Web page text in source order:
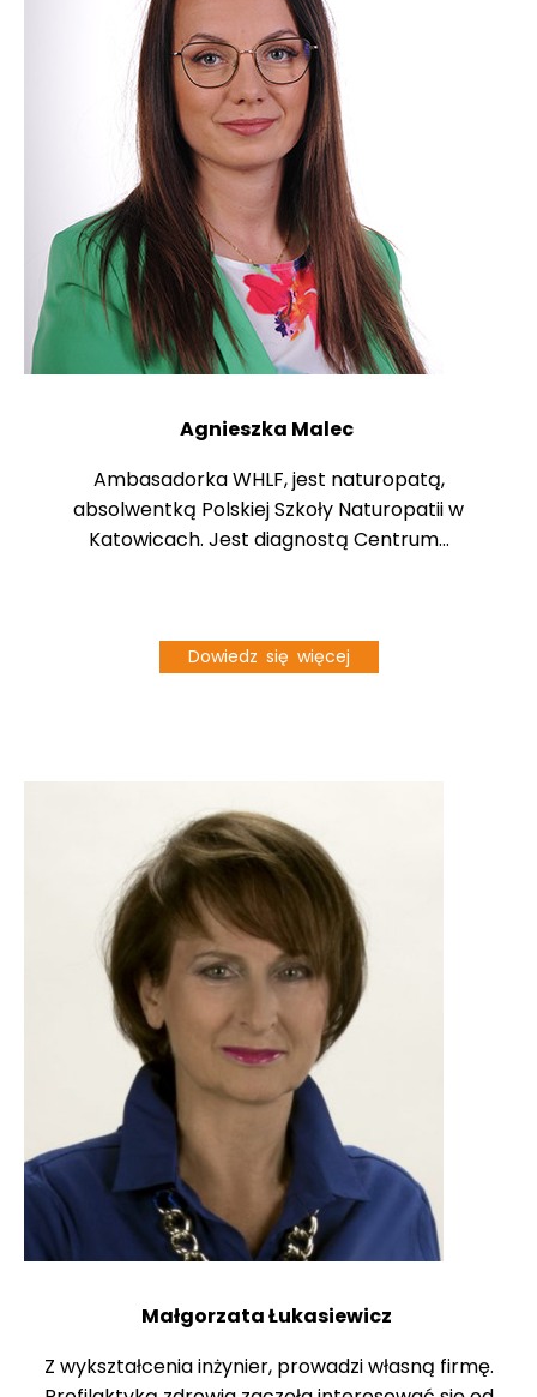
Agnieszka Malec
Ambasadorka WHLF, jest naturopatą,
absolwentką Polskiej Szkoły Naturopatii w
Katowicach. Jest diagnostą Centrum...
Dowiedz się więcej
Małgorzata Łukasiewicz
Z wykształcenia inżynier, prowadzi własną firmę.